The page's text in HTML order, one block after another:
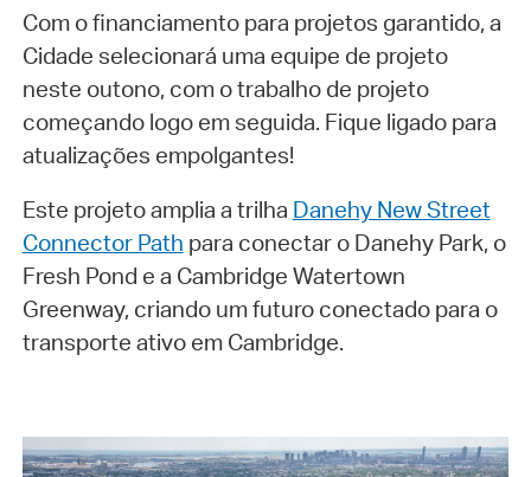
Com o financiamento para projetos garantido, a
Cidade selecionará uma equipe de projeto
neste outono, com o trabalho de projeto
começando logo em seguida. Fique ligado para
atualizações empolgantes!
Este projeto amplia a trilha Danehy New Street
Connector Path para conectar o Danehy Park, o
Fresh Pond e a Cambridge Watertown
Greenway, criando um futuro conectado para o
transporte ativo em Cambridge.